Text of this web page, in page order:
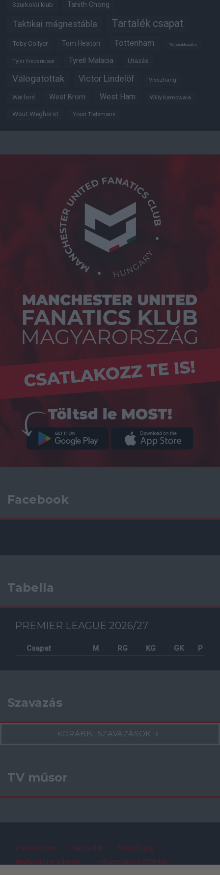
Szurkolói klub Tahith Chong
Taktikai mágnestábla Tartalék csapat
Toby Collyer Tom Heaton Tottenham Trófeabibliográfia
Tyler Fredericson Tyrell Malacia Utazás
Válogatottak Victor Lindelöf Visszhang
Watford West Brom West Ham Willy Kambwala
Wout Weghorst Youri Tielemans
Facebook
Tabella
PREMIER LEAGUE 2026/27
Csapat M RG KG GK P
Szavazás
KORÁBBI SZAVAZÁSOK
TV műsor
Impresszum Kapcsolat
Szerzői jog
Adatvédelmi irányelv
Felhasználói feltételek